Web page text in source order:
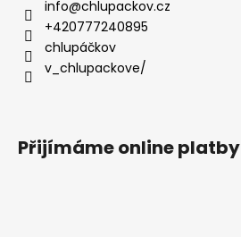
info@chlupackov.cz
+420777240895
chlupáčkov
v_chlupackove/
Přijímáme online platby